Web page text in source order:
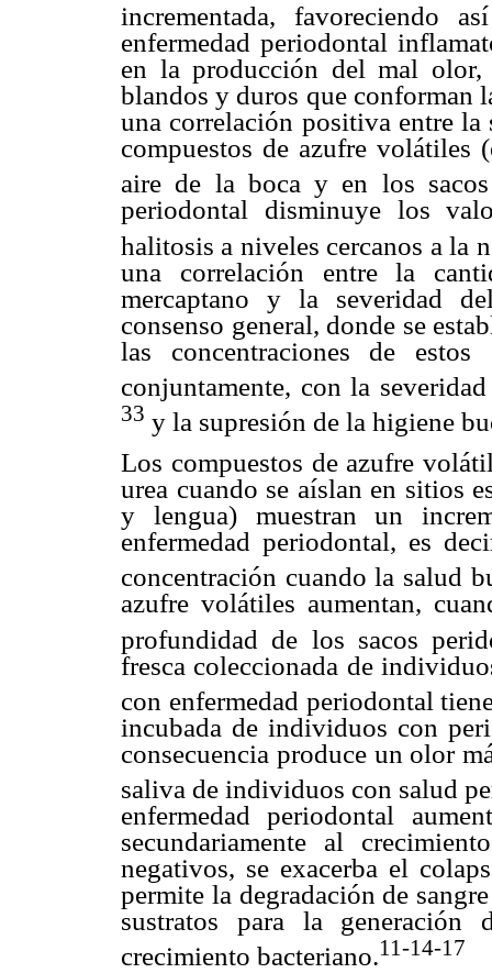
incrementada, favoreciendo
enfermedad periodontal
en la producción del mal
blandos y duros que conforman
una correlación positiva entre
compuestos de azufre volátiles
aire de la boca y en los sacos
periodontal disminuye los
halitosis a niveles cercanos a la
una correlación entre la
mercaptano y la severidad
consenso general, donde se
las concentraciones de estos
conjuntamente, con la
33 y la supresión de la higiene
Los compuestos de azufre
urea cuando se aíslan en sitios
y lengua) muestran un
enfermedad periodontal, es
concentración cuando la salud
azufre volátiles aumentan,
profundidad de los sacos
fresca coleccionada de
con enfermedad periodontal
incubada de individuos con
consecuencia produce un olor
saliva de individuos con salud
enfermedad periodontal
secundariamente al
negativos, se exacerba el
permite la degradación de
sustratos para la
crecimiento bacteriano.11-14-17